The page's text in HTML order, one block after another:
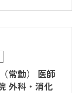
常勤） 医師
外科・消化